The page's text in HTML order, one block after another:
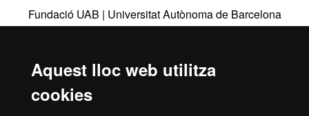
Aquest lloc web utilitza
cookies
Fundació UAB | Universitat Autònoma de Barcelona
Barcelona que col·labora en el foment i la realització
d’activitats docents, de recerca i d’acció social, i en la
prestació de serveis comercials i de gestió patrimonial